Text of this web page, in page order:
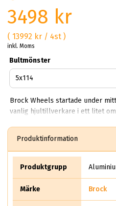
3498 kr
( 13992 kr / 4st )
inkl. Moms
Bultmönster
Brock Wheels startade under
vanlig hjultillverkare i ett litet
850,000 brock fälgar per dag?
fick veta det här vart experterna
Det säljer rent teoretiskt mer än
Produktinformation
Produktgrupp
Märke Brock